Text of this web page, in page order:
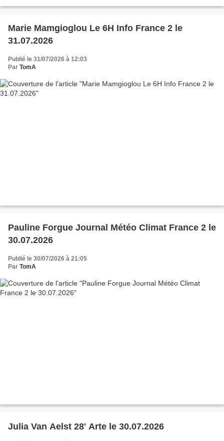
Marie Mamgioglou Le 6H Info France 2 le
31.07.2026
Publié le 31/07/2026 à 12:03
Par TomA
Pauline Forgue Journal Météo Climat France 2 le
30.07.2026
Publié le 30/07/2026 à 21:05
Par TomA
Julia Van Aelst 28' Arte le 30.07.2026